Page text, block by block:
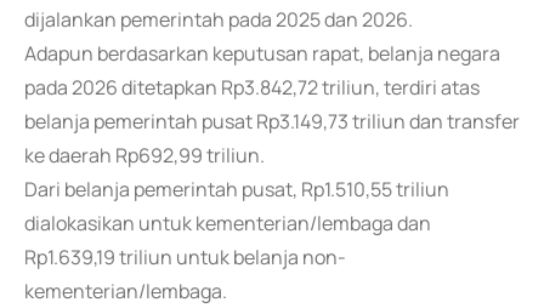
dijalankan pemerintah pada 2025 dan 2026.
Adapun berdasarkan keputusan rapat, belanja negara
pada 2026 ditetapkan Rp3.842,72 triliun, terdiri atas
belanja pemerintah pusat Rp3.149,73 triliun dan transfer
ke daerah Rp692,99 triliun.
Dari belanja pemerintah pusat, Rp1.510,55 triliun
dialokasikan untuk kementerian/lembaga dan
Rp1.639,19 triliun untuk belanja non-
kementerian/lembaga.